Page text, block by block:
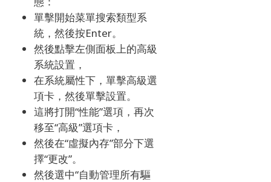
單擊開始菜單搜索類型系
統，然後按Enter。
然後點擊左側面板上的高級
系統設置，
在系統屬性下，單擊高級選
項卡，然後單擊設置。
這將打開“性能”選項，再次
移至“高級”選項卡，
然後在“虛擬內存”部分下選
擇“更改”。
然後選中“自動管理所有驅